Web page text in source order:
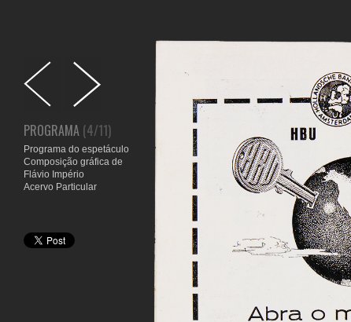
PROGRAMA (4/11)
Programa do espetáculo
Composição gráfica de
Flávio Império
Acervo Particular